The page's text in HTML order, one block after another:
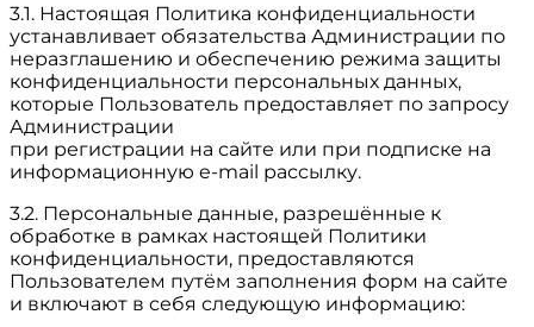
3.1. Настоящая Политика конфиденциальности
устанавливает обязательства Администрации по
неразглашению и обеспечению режима защиты
конфиденциальности персональных данных,
которые Пользователь предоставляет по запросу
Администрации
при регистрации на сайте или при подписке на
информационную e-mail рассылку.
3.2. Персональные данные, разрешённые к
обработке в рамках настоящей Политики
конфиденциальности, предоставляются
Пользователем путём заполнения форм на сайте
и включают в себя следующую информацию: